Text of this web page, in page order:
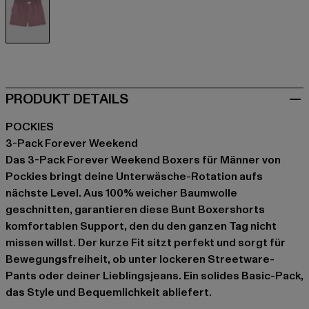
PRODUKT DETAILS
POCKIES
3-Pack Forever Weekend
Das 3-Pack Forever Weekend Boxers für Männer von
Pockies bringt deine Unterwäsche-Rotation aufs
nächste Level. Aus 100% weicher Baumwolle
geschnitten, garantieren diese Bunt Boxershorts
komfortablen Support, den du den ganzen Tag nicht
missen willst. Der kurze Fit sitzt perfekt und sorgt für
Bewegungsfreiheit, ob unter lockeren Streetware-
Pants oder deiner Lieblingsjeans. Ein solides Basic-Pack,
das Style und Bequemlichkeit abliefert.